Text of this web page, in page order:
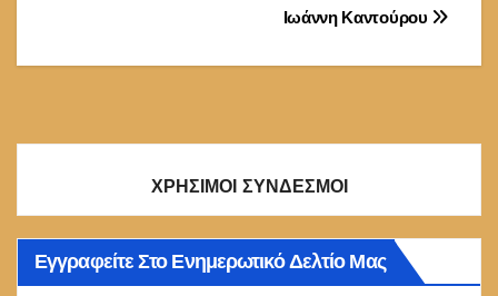
Ιωάννη Καντούρου
ΧΡΗΣΙΜΟΙ ΣΥΝΔΕΣΜΟΙ
Εγγραφείτε Στο Ενημερωτικό Δελτίο Μας